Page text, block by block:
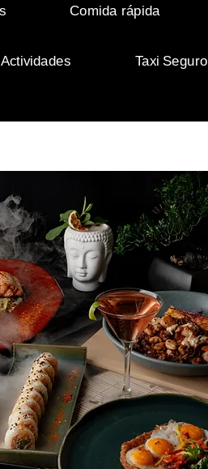
Comida rápida
Taxi Seguro